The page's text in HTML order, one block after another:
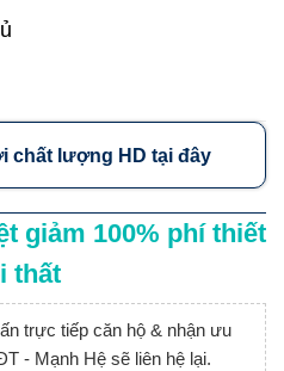
chất lượng HD tại đây
giảm 100% phí thiết
thất
trực tiếp căn hộ & nhận ưu
- Mạnh Hệ sẽ liên hệ lại.